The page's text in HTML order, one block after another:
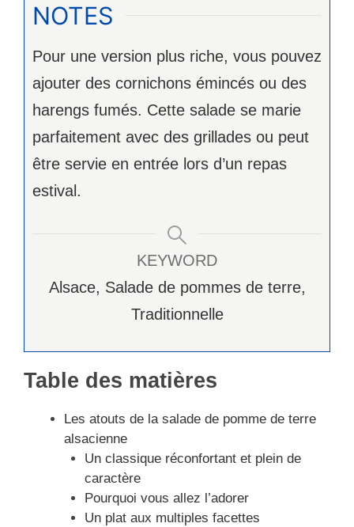
NOTES
Pour une version plus riche, vous pouvez
ajouter des cornichons émincés ou des
harengs fumés. Cette salade se marie
parfaitement avec des grillades ou peut
être servie en entrée lors d’un repas
estival.
KEYWORD
Alsace, Salade de pommes de terre,
Traditionnelle
Table des matières
Les atouts de la salade de pomme de terre
alsacienne
Un classique réconfortant et plein de
caractère
Pourquoi vous allez l’adorer
Un plat aux multiples facettes